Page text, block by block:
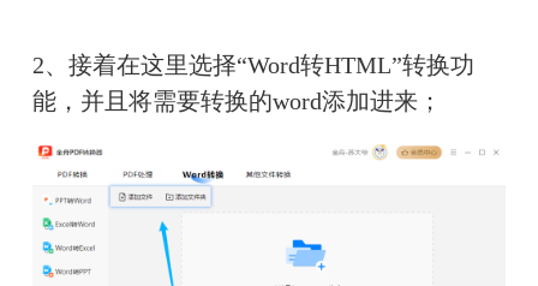
2、接着在这里选择“Word转HTML”转换功
能，并且将需要转换的word添加进来；